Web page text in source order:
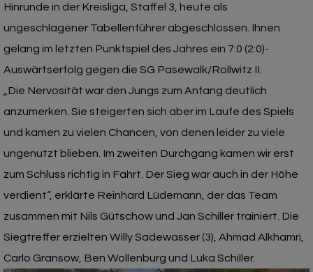
Hinrunde in der Kreisliga, Staffel 3, heute als
ungeschlagener Tabellenführer abgeschlossen. Ihnen
gelang im letzten Punktspiel des Jahres ein 7:0 (2:0)-
Auswärtserfolg gegen die SG Pasewalk/Rollwitz II.
„Die Nervosität war den Jungs zum Anfang deutlich
anzumerken. Sie steigerten sich aber im Laufe des Spiels
und kamen zu vielen Chancen, von denen leider zu viele
ungenutzt blieben. Im zweiten Durchgang kamen wir erst
zum Schluss richtig in Fahrt. Der Sieg war auch in der Höhe
verdient“, erklärte Reinhard Lüdemann, der das Team
zusammen mit Nils Gütschow und Jan Schiller trainiert. Die
Siegtreffer erzielten Willy Sadewasser (3), Ahmad Alkhamri,
Carlo Gransow, Ben Wollenburg und Luka Schiller.